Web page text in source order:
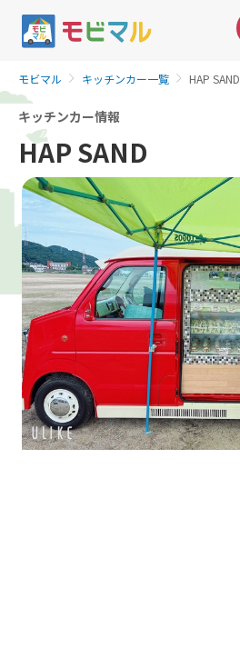
モビマル キッチンカー一覧 HAP SAND
キッチンカー情報
HAP SAND